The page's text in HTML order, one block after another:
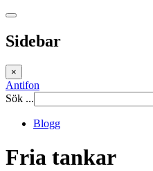
Sidebar
×
Antifon
Sök ...
Blogg
Fria tankar